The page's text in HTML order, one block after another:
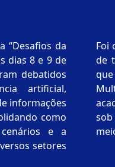
“Desafios da
9 de
debatidos
artificial,
como
setores
Foi
de
que